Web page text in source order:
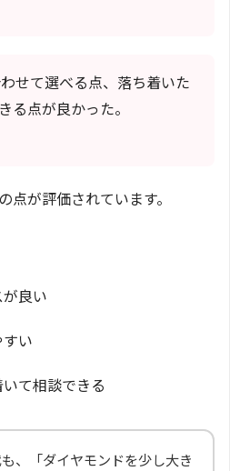
せて選べる点、落ち着いた
る点が良かった。
点が評価されています。
良い
い
て相談できる
、「ダイヤモンドを少し大き